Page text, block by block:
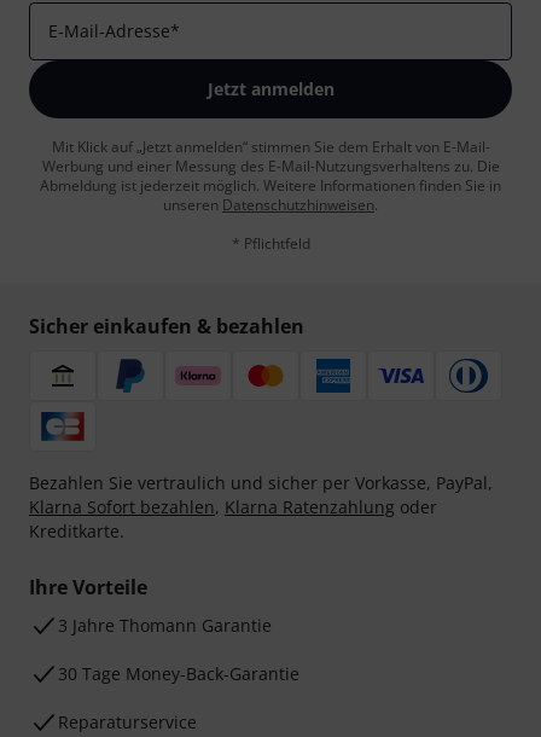
E-Mail-Adresse*
Jetzt anmelden
Mit Klick auf „Jetzt anmelden“ stimmen Sie dem Erhalt von E-Mail-
Werbung und einer Messung des E-Mail-Nutzungsverhaltens zu. Die
Abmeldung ist jederzeit möglich. Weitere Informationen finden Sie in
unseren Datenschutzhinweisen.
* Pflichtfeld
Sicher einkaufen & bezahlen
Bezahlen Sie vertraulich und sicher per Vorkasse, PayPal,
Klarna Sofort bezahlen, Klarna Ratenzahlung oder
Kreditkarte.
Ihre Vorteile
3 Jahre Thomann Garantie
30 Tage Money-Back-Garantie
Reparaturservice